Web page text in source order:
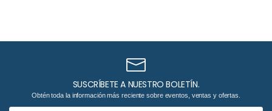
SUSCRÍBETE A NUESTRO BOLETÍN.
Obtén toda la información más reciente sobre eventos, ventas y ofertas.